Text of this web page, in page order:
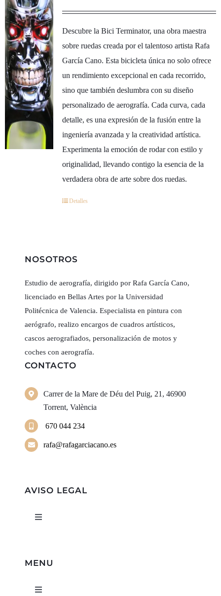
Descubre la Bici Terminator, una obra maestra
sobre ruedas creada por el talentoso artista Rafa
García Cano. Esta bicicleta única no solo ofrece
un rendimiento excepcional en cada recorrido,
sino que también deslumbra con su diseño
personalizado de aerografía. Cada curva, cada
detalle, es una expresión de la fusión entre la
ingeniería avanzada y la creatividad artística.
Experimenta la emoción de rodar con estilo y
originalidad, llevando contigo la esencia de la
verdadera obra de arte sobre dos ruedas.
Detalles
NOSOTROS
Estudio de aerografía, dirigido por Rafa García Cano,
licenciado en Bellas Artes por la Universidad
Politécnica de Valencia. Especialista en pintura con
aerógrafo, realizo encargos de cuadros artísticos,
cascos aerografiados, personalización de motos y
coches con aerografía.
CONTACTO
Carrer de la Mare de Déu del Puig, 21, 46900
Torrent, València
670 044 234
rafa@rafagarciacano.es
AVISO LEGAL
Toggle
MENU
Toggle